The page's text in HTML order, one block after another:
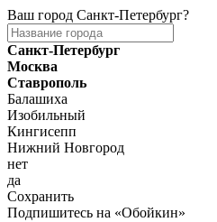
Ваш город Санкт-Петербург?
Санкт-Петербург
Москва
Ставрополь
Балашиха
Изобильный
Кингисепп
Нижний Новгород
нет
да
Сохранить
Подпишитесь на «Обойкин»